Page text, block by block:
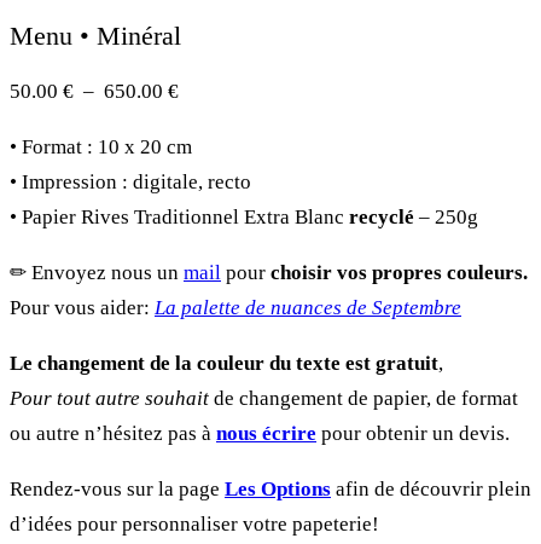
Menu • Minéral
50.00 € – 650.00 €Plage
prix :
50.00 €
à
650.00 €
• Format : 10 x 20 cm
• Impression : digitale, recto
• Papier Rives Traditionnel Extra Blanc recyclé – 250g
✏︎ Envoyez nous un mail pour choisir vos propres couleurs.
Pour vous aider: La palette de nuances de Septembre
Le changement de la couleur du texte est gratuit,
Pour tout autre souhait de changement de papier, de format
ou autre n’hésitez pas à nous écrire pour obtenir un devis.
Rendez-vous sur la page Les Options afin de découvrir plein
d’idées pour personnaliser votre papeterie!